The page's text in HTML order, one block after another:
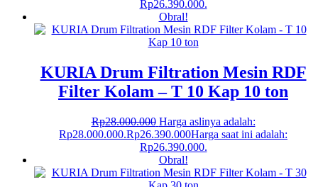
Rp26.390.000.
Obral!
KURIA Drum Filtration Mesin RDF
Filter Kolam – T 10 Kap 10 ton
Rp28.000.000 Harga aslinya adalah:
Rp28.000.000.Rp26.390.000Harga saat ini adalah:
Rp26.390.000.
Obral!